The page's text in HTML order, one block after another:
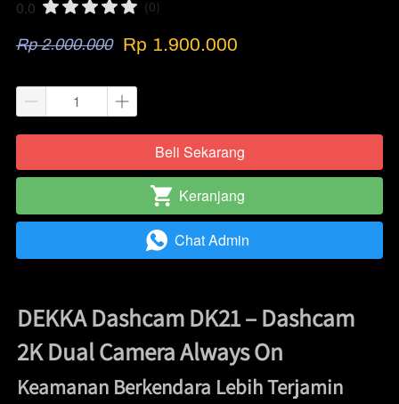
0.0 (0)
Rp 2.000.000 Rp 1.900.000
`Beli Sekarang
` Keranjang
` Chat Admin
DEKKA Dashcam DK21 – Dashcam
2K Dual Camera Always On
Keamanan Berkendara Lebih Terjamin